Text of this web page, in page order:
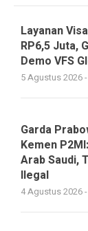
Layanan
RP6,5 Juta,
Demo VFS
5 Agustus 2026
Garda
Kemen
Arab Saudi,
Ilegal
4 Agustus 2026